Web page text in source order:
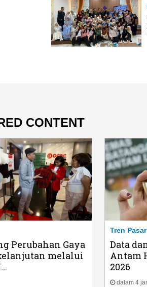
CONTENT
Perubahan Gaya
melalui
Tren Pasar
Data
Antam
2026
dalam 4